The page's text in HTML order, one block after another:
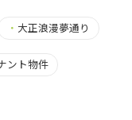
・ 大正浪漫夢通り
ント物件